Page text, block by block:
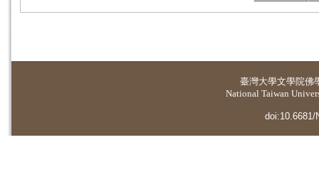
臺灣大學文學院佛
National Taiwan
doi:10.6681/